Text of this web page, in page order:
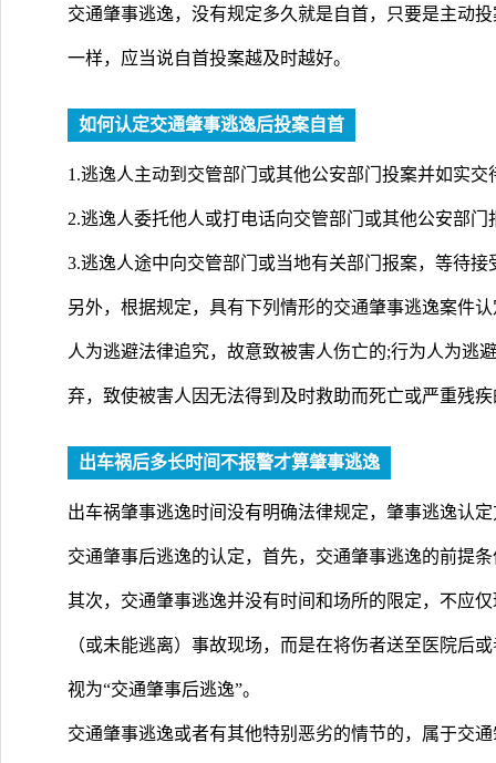
交通肇事逃逸，没有规定多久就是自首，只要是主动
一样，应当说自首投案越及时越好。
如何认定交通肇事逃逸后投案自首
1.逃逸人主动到交管部门或其他公安部门投案并如实交
2.逃逸人委托他人或打电话向交管部门或其他公安部
3.逃逸人途中向交管部门或当地有关部门报案，等待接
另外，根据规定，具有下列情形的交通肇事逃逸案件
人为逃避法律追究，故意致被害人伤亡的;行为人为逃
弃，致使被害人因无法得到及时救助而死亡或严重残
出车祸后多长时间不报警才算肇事逃逸
出车祸肇事逃逸时间没有明确法律规定，肇事逃逸认
交通肇事后逃逸的认定，首先，交通肇事逃逸的前提
其次，交通肇事逃逸并没有时间和场所的限定，不应
（或未能逃离）事故现场，而是在将伤者送至医院后
视为“交通肇事后逃逸”。
交通肇事逃逸或者有其他特别恶劣的情节的，属于交